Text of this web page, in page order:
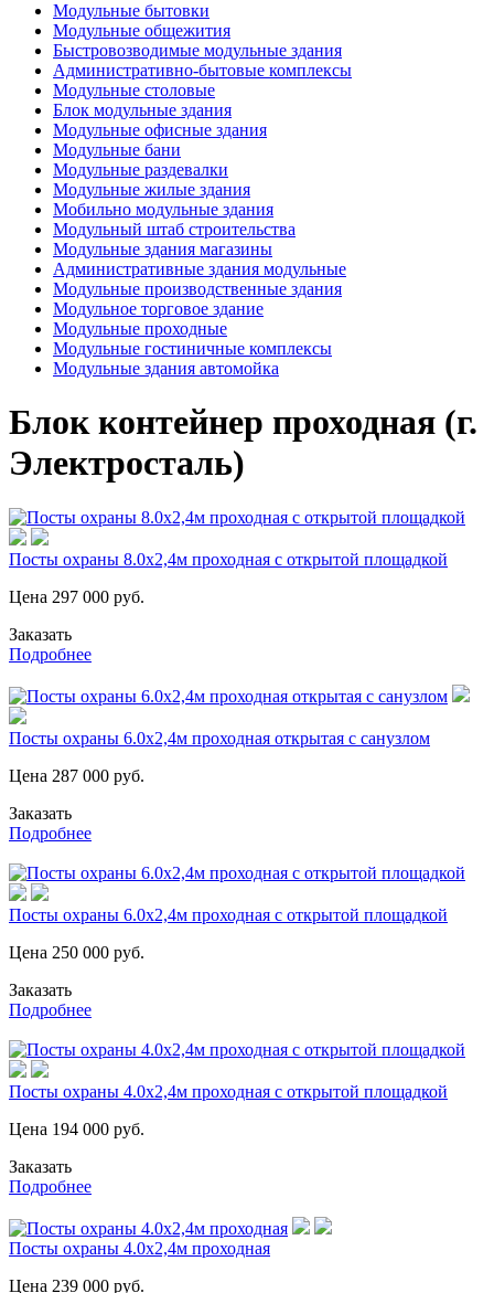
Модульные бытовки
Модульные общежития
Быстровозводимые модульные здания
Административно-бытовые комплексы
Модульные столовые
Блок модульные здания
Модульные офисные здания
Модульные бани
Модульные раздевалки
Модульные жилые здания
Мобильно модульные здания
Модульный штаб строительства
Модульные здания магазины
Административные здания модульные
Модульные производственные здания
Модульное торговое здание
Модульные проходные
Модульные гостиничные комплексы
Модульные здания автомойка
Блок контейнер проходная (г.
Электросталь)
Посты охраны 8.0х2,4м проходная с открытой площадкой
Цена 297 000 руб.
Заказать
Подробнее
Посты охраны 6.0х2,4м проходная открытая с санузлом
Цена 287 000 руб.
Заказать
Подробнее
Посты охраны 6.0х2,4м проходная с открытой площадкой
Цена 250 000 руб.
Заказать
Подробнее
Посты охраны 4.0х2,4м проходная с открытой площадкой
Цена 194 000 руб.
Заказать
Подробнее
Посты охраны 4.0х2,4м проходная
Цена 239 000 руб.